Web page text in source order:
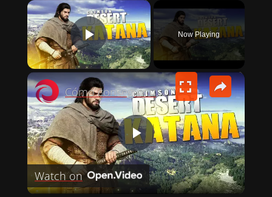
×
PLAY VIDEO
Now Playing
×
P
L
Cómo conseguir una KATANA en Crimson Desert | Espada Hwando
Watch on